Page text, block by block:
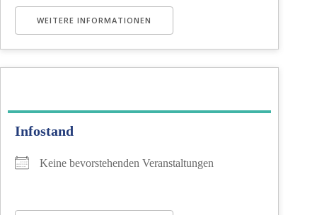
WEITERE INFORMATIONEN
Infostand
Keine bevorstehenden Veranstaltungen